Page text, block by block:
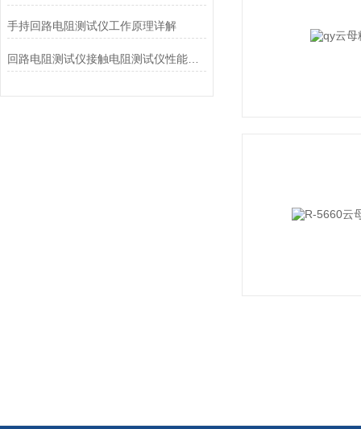
手持回路电阻测试仪工作原理详解
回路电阻测试仪接触电阻测试仪性能特点